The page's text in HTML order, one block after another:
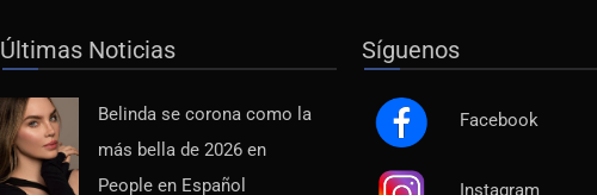
Últimas Noticias
Belinda se corona como la
más bella de 2026 en
People en Español
Síguenos
Facebook
Instagram